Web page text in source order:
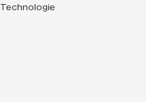
Technologie